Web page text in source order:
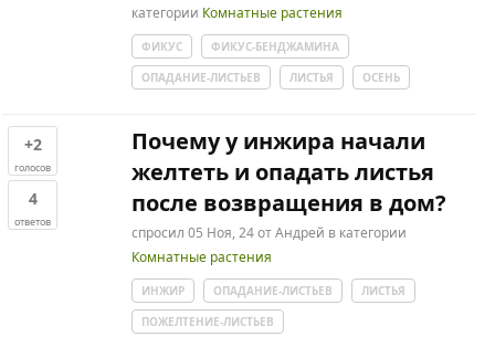
категории Комнатные растения
ФИКУС
ФИКУС-БЕНДЖАМИНА
ОПАДАНИЕ-ЛИСТЬЕВ
ЛИСТЬЯ ОСЕНЬ
+2
голосов
4
ответов
Почему у инжира начали
желтеть и опадать листья
после возвращения в дом?
спросил 05 Ноя, 24 отАндрей в категории
Комнатные растения
ИНЖИР ОПАДАНИЕ-ЛИСТЬЕВ
ЛИСТЬЯ
ПОЖЕЛТЕНИЕ-ЛИСТЬЕВ